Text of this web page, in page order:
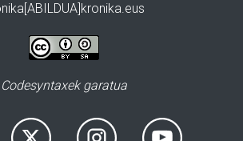
Codesyntaxek garatua